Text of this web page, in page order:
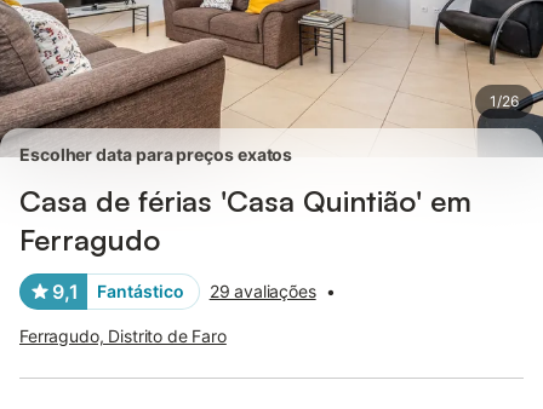
1/26
Escolher data para preços exatos
Casa de férias 'Casa Quintião' em
Ferragudo
9,1 Fantástico 29 avaliações •
Ferragudo, Distrito de Faro